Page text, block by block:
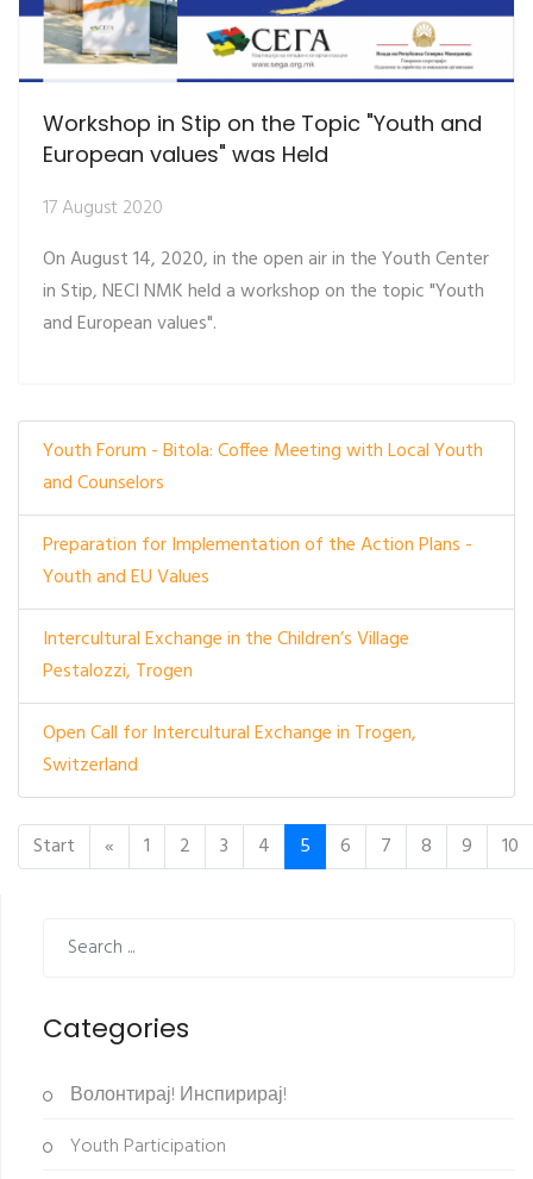
Workshop in Stip on the Topic "Youth and
European values" was Held
17 August 2020
On August 14, 2020, in the open air in the Youth Center
in Stip, NECI NMK held a workshop on the topic "Youth
and European values".
Youth Forum - Bitola: Coffee Meeting with Local Youth
and Counselors
Preparation for Implementation of the Action Plans -
Youth and EU Values
Intercultural Exchange in the Children’s Village
Pestalozzi, Trogen
Open Call for Intercultural Exchange in Trogen,
Switzerland
Start « 1 2 3 4 5 6 7 8 9 10
Categories
Волонтирај! Инспирирај!
Youth Participation